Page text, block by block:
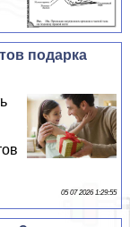
подарка
05 07 2026 1:29:55